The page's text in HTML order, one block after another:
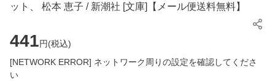
ット、 松本 恵子 / 新潮社 [文庫]【メール便送料無料】
441円(税込)
[NETWORK ERROR] ネットワーク周りの設定を確認してくださ
い